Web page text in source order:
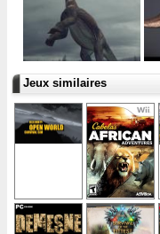
Jeux similaires